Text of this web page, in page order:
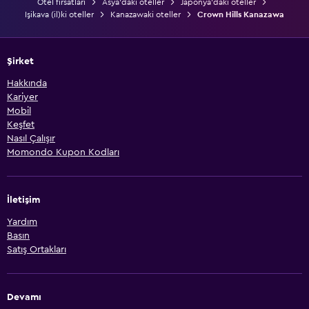
Otel fırsatları Asya'daki oteller
Japonya'daki oteller
Işikava (il)ki oteller
Kanazawaki oteller Crown Hills Kanazawa
Şirket
Hakkında
Kariyer
Mobil
Keşfet
Nasıl Çalışır
Momondo Kupon Kodları
İletişim
Yardım
Basın
Satış Ortakları
Devamı